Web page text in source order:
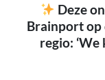
Deze
Brainport op
regio: